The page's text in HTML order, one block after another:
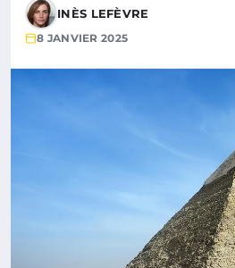
INÈS LEFÈVRE
8 JANVIER 2025